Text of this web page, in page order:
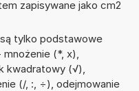
zapisywane jako cm2
tylko podstawowe
(*, x),
kwadratowy (√),
(/, :, ÷), odejmowanie